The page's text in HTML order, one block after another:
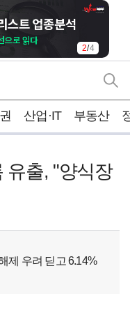
2/4
산업·IT 부동산
유출, "양식장
제 우려 딛고 6.14%